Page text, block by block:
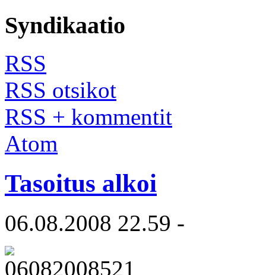
Syndikaatio
RSS
RSS otsikot
RSS + kommentit
Atom
Tasoitus alkoi
06.08.2008 22.59 -